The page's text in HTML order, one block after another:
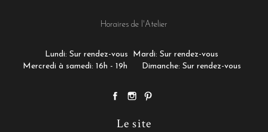
Horaires de l'Atelier
Lundi: Sur rendez-vous
Mardi: Sur rendez-vous
Mercredi à samedi: 16h - 19h
Dimanche: Sur rendez-vous
Le site